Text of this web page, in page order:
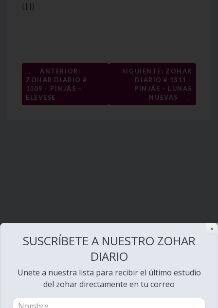
{||}
Navegación
de
entradas
←
ANTERIOR:
ZOHAR DIARIO #
1309 – PINJÁS –
ELÉVESE
SIGUIENTE: ZOHAR
DIARIO # 1311 –
PINJÁS – LUNAS
NUEVAS
→
✕
SUSCRÍBETE A NUESTRO ZOHAR
DIARIO
Unete a nuestra lista para recibir el último estudio
del zohar directamente en tu correo